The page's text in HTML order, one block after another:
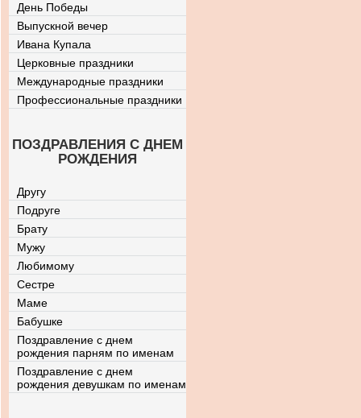
День Победы
Выпускной вечер
Ивана Купала
Церковные праздники
Международные праздники
Профессиональные праздники
ПОЗДРАВЛЕНИЯ С ДНЕМ
РОЖДЕНИЯ
Другу
Подруге
Брату
Мужу
Любимому
Сестре
Маме
Бабушке
Поздравление с днем
рождения парням по именам
Поздравление с днем
рождения девушкам по именам